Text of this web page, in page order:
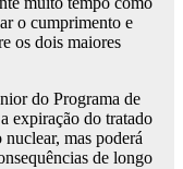
o cumprimento e
os dois maiores
do Programa de
expiração do tratado
mas poderá
de longo